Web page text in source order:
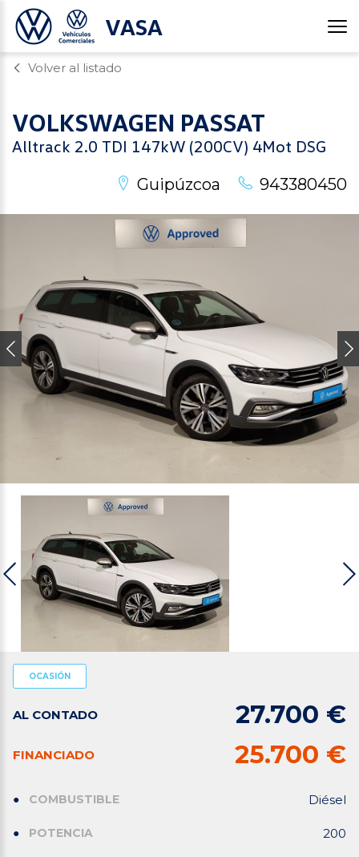
VASA
Volver al listado
VOLKSWAGEN PASSAT
Alltrack 2.0 TDI 147kW (200CV) 4Mot DSG
Guipúzcoa
943380450
OCASIÓN
AL CONTADO 27.700 €
FINANCIADO 25.700 €
COMBUSTIBLE Diésel
POTENCIA 200